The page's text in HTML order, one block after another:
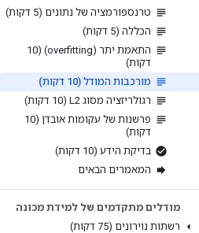
טרנספורמציה של נתונים (5 דקות)
הכללה (5 דקות)
התאמת יתר (overfitting) (10
דקות)
מורכבות המודל (10 דקות)
רגולריזציה מסוג L2 (10 דקות)
פרשנות של עקומות אובדן (10
דקות)
בדיקת הידע (10 דקות)
המאמרים הבאים
מודלים מתקדמים של למידת מכונה
רשתות נוירונים (75 דקות)